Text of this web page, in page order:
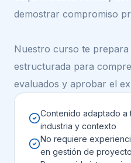
demostrar compromiso
Nuestro curso te
estructurada para
evaluados y aprobar el
Contenido adaptado a
industria y contexto
No requiere
en gestión de